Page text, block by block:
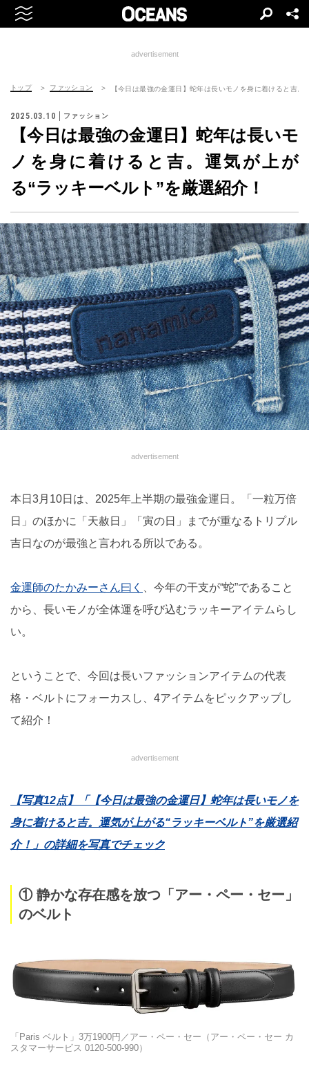
advertisement
トップ ファッション 【今日は最強の金運日】蛇年は長いモノを身に着けると吉。
2025.03.10 ファッション
【今日は最強の金運日】蛇年は長いモ
ノを身に着けると吉。運気が上が
る“ラッキーベルト”を厳選紹介！
advertisement
本日3月10日は、2025年上半期の最強金運日。「一粒万倍
日」のほかに「天赦日」「寅の日」までが重なるトリプル
吉日なのが最強と言われる所以である。
金運師のたかみーさん曰く
、今年の干支が“蛇”であること
から、長いモノが全体運を呼び込むラッキーアイテムらし
い。
ということで、今回は長いファッションアイテムの代表
格・ベルトにフォーカスし、4アイテムをピックアップし
て紹介！
advertisement
【写真12点】「【今日は最強の金運日】蛇年は長いモノを
身に着けると吉。運気が上がる“ラッキーベルト”を厳選紹
介！」の詳細を写真でチェック
① 静かな存在感を放つ「アー・ペー・セー」
のベルト
「Paris ベルト」3万1900円／アー・ペー・セー（アー・ペー・セー カ
スタマーサービス 0120-500-990）